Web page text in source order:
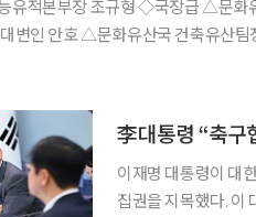
유적정책관 김동대 △자연유산국장 황권순 △무형유산국장
△대변인 안호 △문화유산국 건축유
李대통령 “축구
이재명 대통령이 대
집권을 지목했다. 이 대통령은 5일 청와대 영빈관에서 열린 교육부·국가교육위원회·문화체